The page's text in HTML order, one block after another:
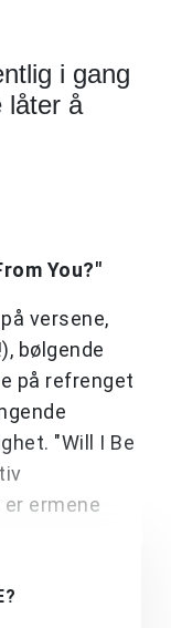
i gang
låter å
You?"
versene,
bølgende
på refrenget
"Will I Be
ermene